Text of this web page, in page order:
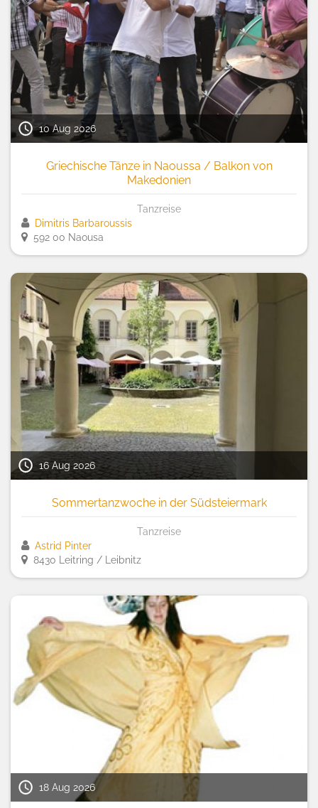
10 Aug 2026
Griechische Tänze in Naoussa / Balkon von
Makedonien
Tanzreise
Dimitris Barbaroussis
592 00 Naousa
16 Aug 2026
Sommertanzwoche in der Südsteiermark
Tanzreise
Astrid Pinter
8430 Leitring / Leibnitz
18 Aug 2026